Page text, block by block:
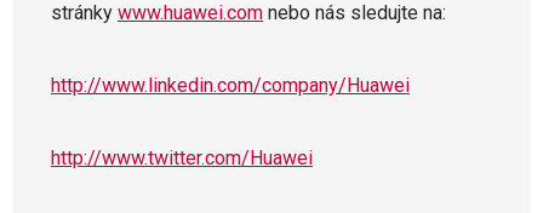
stránky www.huawei.com nebo nás sledujte na:
http://www.linkedin.com/company/Huawei
http://www.twitter.com/Huawei